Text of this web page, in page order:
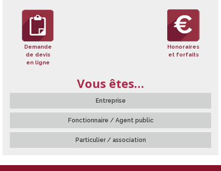
Demande
de devis
en ligne
Honoraires
et forfaits
Vous êtes…
Entreprise
Fonctionnaire / Agent public
Particulier / association